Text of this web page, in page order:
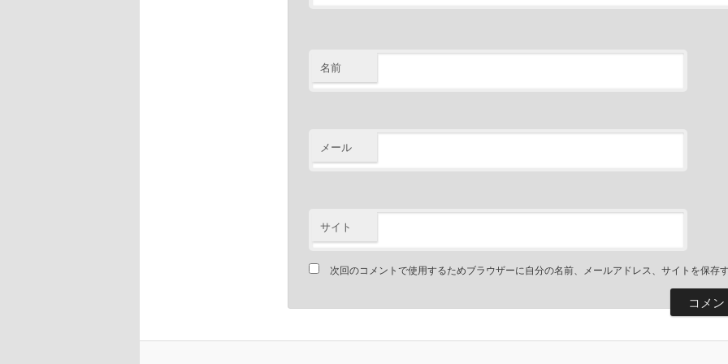
名前
メール
サイト
次回のコメントで使用するためブラウザーに自分の名前、メールアドレス、サイトを保存